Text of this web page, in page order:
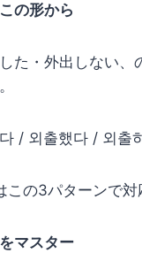
の形から
た・外出しない、
/ 외출했다 / 외출
この3パターンで対
マスター